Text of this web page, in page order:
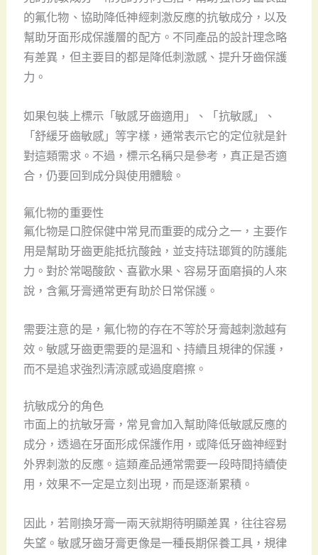
的氟化物、協助降低神經刺激反應的抗敏成分，以及
幫助牙面形成保護層的配方。不同產品的設計理念略
有差異，但主要目的都是降低刺激感、提升牙齒保護
力。
如果包裝上標示「敏感牙齒適用」、「抗敏感」、
「舒緩牙齒敏感」等字樣，通常表示它的定位就是針
對這類需求。不過，標示名稱只是參考，真正是否適
合，仍要回到成分與使用體驗。
氟化物的重要性
氟化物是口腔保健中常見而重要的成分之一，主要作
用是幫助牙齒更能抵抗酸蝕，並支持琺瑯質的防護能
力。對於常喝酸飲、喜歡水果、容易牙面磨損的人來
說，含氟牙膏通常更有助於日常保護。
需要注意的是，氟化物的存在不等於牙膏越刺激越有
效。敏感牙齒更需要的是溫和、持續且規律的保護，
而不是追求強烈清涼感或過度磨擦。
抗敏成分的角色
市面上的抗敏牙膏，常見會加入幫助降低敏感反應的
成分，透過在牙面形成保護作用，或降低牙齒神經對
外界刺激的反應。這類產品通常需要一段時間持續使
用，效果不一定是立刻出現，而是逐漸累積。
因此，若剛換牙膏一兩天就期待明顯差異，往往容易
失望。敏感牙齒牙膏更像是一種長期保養工具，規律